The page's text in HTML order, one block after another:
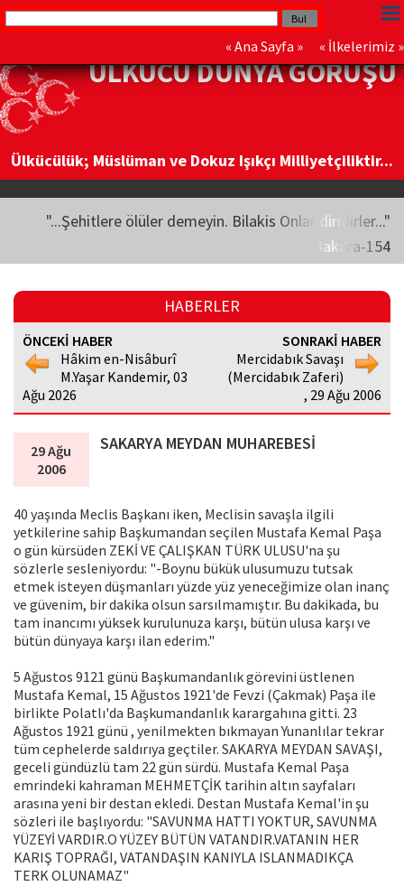
« Ana Sayfa » « İlkelerimiz »
ÜLKÜCÜ DÜNYA GÖRÜŞÜ
Ülkücülük; Müslüman ve Dokuz Işıkçı Milliyetçiliktir...
"...Şehitlere ölüler demeyin. Bilakis Onlar diridirler..."
Bakara-154
HABERLER
ÖNCEKİ HABER
Hâkim en-Nisâburî
M.Yaşar Kandemir, 03
Ağu 2026
SONRAKİ HABER
Mercidabık Savaşı
(Mercidabık Zaferi)
, 29 Ağu 2006
29 Ağu
2006
SAKARYA MEYDAN MUHAREBESİ
40 yaşında Meclis Başkanı iken, Meclisin savaşla ilgili
yetkilerine sahip Başkumandan seçilen Mustafa Kemal Paşa
o gün kürsüden ZEKİ VE ÇALIŞKAN TÜRK ULUSU'na şu
sözlerle sesleniyordu: "-Boynu bükük ulusumuzu tutsak
etmek isteyen düşmanları yüzde yüz yeneceğimize olan inanç
ve güvenim, bir dakika olsun sarsılmamıştır. Bu dakikada, bu
tam inancımı yüksek kurulunuza karşı, bütün ulusa karşı ve
bütün dünyaya karşı ilan ederim."
5 Ağustos 9121 günü Başkumandanlık görevini üstlenen
Mustafa Kemal, 15 Ağustos 1921'de Fevzi (Çakmak) Paşa ile
birlikte Polatlı'da Başkumandanlık karargahına gitti. 23
Ağustos 1921 günü , yenilmekten bıkmayan Yunanlılar tekrar
tüm cephelerde saldırıya geçtiler. SAKARYA MEYDAN SAVAŞI,
geceli gündüzlü tam 22 gün sürdü. Mustafa Kemal Paşa
emrindeki kahraman MEHMETÇİK tarihin altın sayfaları
arasına yeni bir destan ekledi. Destan Mustafa Kemal'in şu
sözleri ile başlıyordu: "SAVUNMA HATTI YOKTUR, SAVUNMA
YÜZEYİ VARDIR.O YÜZEY BÜTÜN VATANDIR.VATANIN HER
KARIŞ TOPRAĞI, VATANDAŞIN KANIYLA ISLANMADIKÇA
TERK OLUNAMAZ"